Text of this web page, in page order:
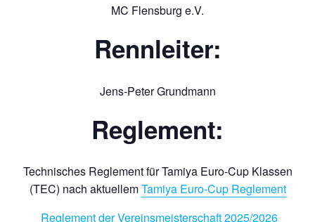
MC Flensburg e.V.
Rennleiter:
Jens-Peter Grundmann
Reglement:
Technisches Reglement für Tamiya Euro-Cup Klassen
(TEC) nach aktuellemTamiya Euro-Cup Reglement
Reglement der Vereinsmeisterschaft 2025/2026